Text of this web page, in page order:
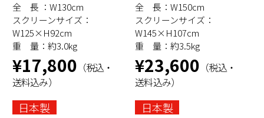
全 長 ：W130cm
スクリーンサイズ：
W125×H92cm
重 量：約3.0kg
¥17,800 （税込・
送料込み）
日本製
全 長：W150cm
スクリーンサイズ：
W145×H107cm
重 量：約3.5kg
¥23,600 （税込・
送料込み）
日本製